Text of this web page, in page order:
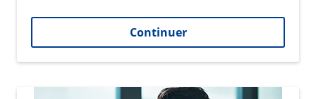
Continuer